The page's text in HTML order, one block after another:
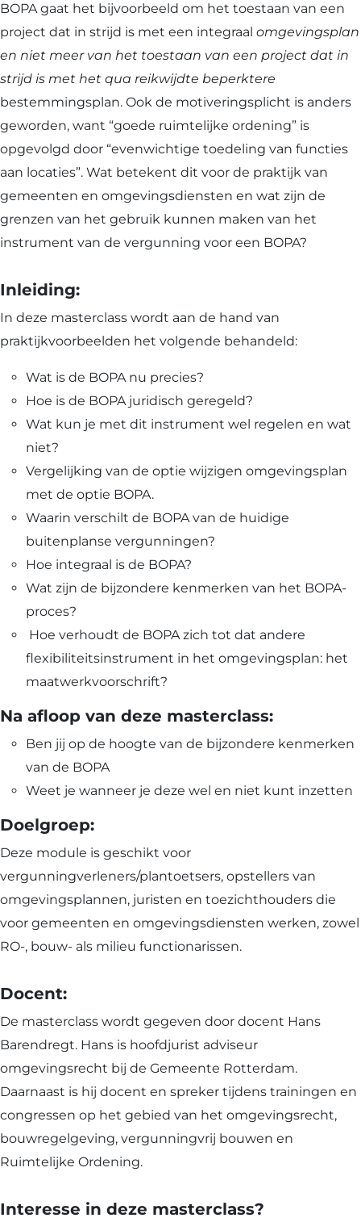
BOPA gaat het bijvoorbeeld om het toestaan van een
project dat in strijd is met een integraal omgevingsplan
en niet meer van het toestaan van een project dat in
strijd is met het qua reikwijdte beperktere
bestemmingsplan. Ook de motiveringsplicht is anders
geworden, want “goede ruimtelijke ordening” is
opgevolgd door “evenwichtige toedeling van functies
aan locaties”. Wat betekent dit voor de praktijk van
gemeenten en omgevingsdiensten en wat zijn de
grenzen van het gebruik kunnen maken van het
instrument van de vergunning voor een BOPA?
Inleiding:
In deze masterclass wordt aan de hand van
praktijkvoorbeelden het volgende behandeld:
Wat is de BOPA nu precies?
Hoe is de BOPA juridisch geregeld?
Wat kun je met dit instrument wel regelen en wat
niet?
Vergelijking van de optie wijzigen omgevingsplan
met de optie BOPA.
Waarin verschilt de BOPA van de huidige
buitenplanse vergunningen?
Hoe integraal is de BOPA?
Wat zijn de bijzondere kenmerken van het BOPA-
proces?
Hoe verhoudt de BOPA zich tot dat andere
flexibiliteitsinstrument in het omgevingsplan: het
maatwerkvoorschrift?
Na afloop van deze masterclass:
Ben jij op de hoogte van de bijzondere kenmerken
van de BOPA
Weet je wanneer je deze wel en niet kunt inzetten
Doelgroep:
Deze module is geschikt voor
vergunningverleners/plantoetsers, opstellers van
omgevingsplannen, juristen en toezichthouders die
voor gemeenten en omgevingsdiensten werken, zowel
RO-, bouw- als milieu functionarissen.
Docent:
De masterclass wordt gegeven door docent Hans
Barendregt. Hans is hoofdjurist adviseur
omgevingsrecht bij de Gemeente Rotterdam.
Daarnaast is hij docent en spreker tijdens trainingen en
congressen op het gebied van het omgevingsrecht,
bouwregelgeving, vergunningvrij bouwen en
Ruimtelijke Ordening.
Interesse in deze masterclass?
Download nu de opleidingsgids!
Voornaam Achternaam
E
a
l
*
Selectievakjes*
Hierbij accepteer ik dat ik via dit e-
mailadres nieuwsbrieven ontvang en
akkoord ga met het privacybeleid van
Lybrae Academie
Vraag nu de opleidingsgids aan